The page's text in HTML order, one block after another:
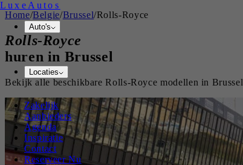
Luxe Autos
Auto's
Locaties
Zakelijk
Aanbieders
Agenda
Inspiratie
Contact
Reserveer Nu
Home/Belgie/Brussel/Rolls-Royce
Rolls-Royce
huren in Brussel
Bekijk alle beschikbareRolls-Royce modellen in Brussel